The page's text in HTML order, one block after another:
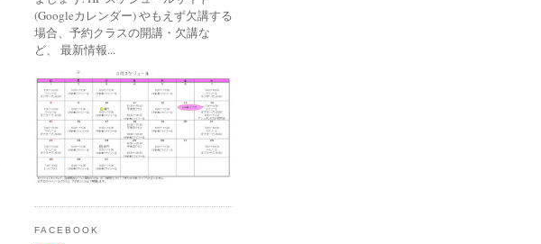
(Googleカレンダー) やもえず欠講する
場合、予約クラスの開講・欠講な
ど、 最新情報...
FACEBOOK